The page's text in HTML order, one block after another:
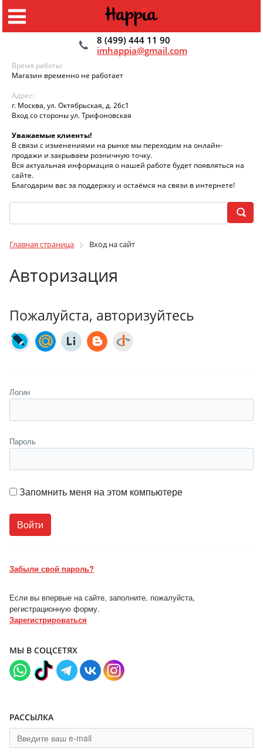
8 (499) 444 11 90
imhappia@gmail.com
Время работы:
Магазин временно не работает
Адрес:
г. Москва, ул. Октябрьская, д. 26с1
Вход со стороны ул. Трифоновская
Уважаемые клиенты!
В связи с изменениями на рынке мы переходим на онлайн-
продажи и закрываем розничную точку.
Вся актуальная информация о нашей работе будет появляться на
сайте.
Благодарим вас за поддержку и остаёмся на связи в интернете!
Главная страница Вход на сайт
Авторизация
Пожалуйста, авторизуйтесь
Логин
Пароль
Запомнить меня на этом компьютере
Забыли свой пароль?
Если вы впервые на сайте, заполните, пожалуйста,
регистрационную форму.
Зарегистрироваться
МЫ В СОЦСЕТЯХ
РАССЫЛКА